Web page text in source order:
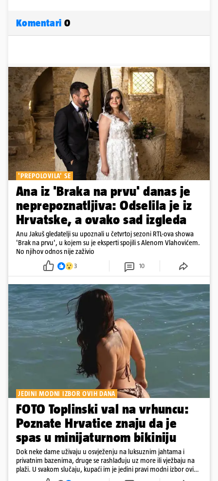
Komentari 0
'PREPOLOVILA' SE
Ana iz 'Braka na prvu' danas je
neprepoznatljiva: Odselila je iz
Hrvatske, a ovako sad izgleda
Anu Jakuš gledatelji su upoznali u četvrtoj sezoni RTL-ova showa
'Brak na prvu', u kojem su je eksperti spojili s Alenom Vlahovićem.
No njihov odnos nije zaživio
3 10
JEDINI MODNI IZBOR OVIH DANA
FOTO Toplinski val na vrhuncu:
Poznate Hrvatice znaju da je
spas u minijaturnom bikiniju
Dok neke dame uživaju u osvježenju na luksuznim jahtama i
privatnim bazenima, druge se rashlađuju uz more ili vježbaju na
plaži. U svakom slučaju, kupaći im je jedini pravi modni izbor ovih